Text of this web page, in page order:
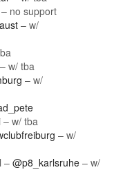
– no support
– w/
– w/ tba
– w/
– w/ tba
– w/
– @p8_karlsruhe – w/